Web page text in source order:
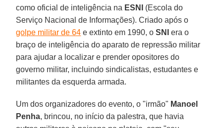
como oficial de inteligência na ESNI
(Escola do
Serviço Nacional de Informações). Criado após o
golpe militar de 64 e extinto em 1990, oSNI
era o
braço de inteligência do aparato de repressão militar
para ajudar a localizar e prender opositores do
governo militar, incluindo sindicalistas, estudantes e
militantes da esquerda armada.
Um dos organizadores do evento, o "irmão" Manoel
Penha, brincou, no início da palestra, que havia